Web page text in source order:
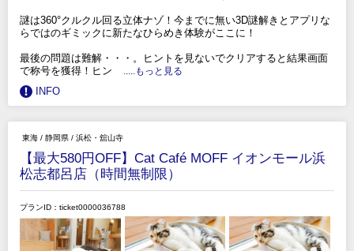
謎は360°クルクル回る立体ナゾ！今までに無い3D謎解きとアプリな
らではのギミックに新たなひらめき体験がここに！
最後の問題は難解・・・。ヒントを見ないでクリアすると結果画面
で称号を獲得！ヒン
.....もっと見る
INFO
東海 / 静岡県 / 浜松・舘山寺
【最大580円OFF】Cat Café MOFF イオンモール浜
松志都呂店（時間無制限）
プランID：ticket0000036788